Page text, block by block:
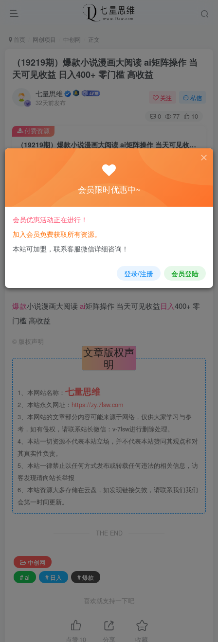
首页 网创项目 中创网 正文
（19219期）爆款小说漫画大阅读 ai矩阵操作 当
天可见收益 日入400+ 零门槛 高收益
七量思维
32天前发布
关注 私信
0 77 10
（19219期）爆款小说漫画大阅读 ai矩阵操作 当天可见收益 日入400+ 零门槛 高收益
8.8
免费
您当前未登录！建议登陆后购买，可保存购买订单
付费资源
爆款小说漫画大阅读 ai矩阵操作 当天可见收益日入400+ 零
门槛 高收益
© 版权声明
文章版权声
明
1、本网站名称： 七量思维
2、本站永久网址： https://zy.7lsw.com
3、本网站的文章部分内容可能来源于网络，仅供大家学习与参
考，如有侵权，请联系站长微信：v-7lsw进行删除处理。
4、本站一切资源不代表本站立场，并不代表本站赞同其观点和对
其真实性负责。
5、本站一律禁止以任何方式发布或转载任何违法的相关信息，访
客发现请向站长举报
6、本站资源大多存储在云盘，如发现链接失效，请联系我们我们
会第一时间更新。
THE END
中创网
# ai
# 日入 # 爆款
喜欢就支持一下吧
点赞 10 分享 收藏
会员限时优惠中~
会员优惠活动正在进行！
加入会员免费获取所有资源。
本站可加盟，联系客服微信详细咨询！
登录/注册 会员登陆